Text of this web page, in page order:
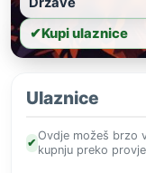
✔Kupi ulaznice
Ulaznice
✔
Ovdje možeš brzo
kupnju preko